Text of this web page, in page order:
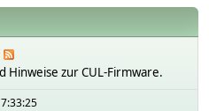
Hinweise zur CUL-Firmware.